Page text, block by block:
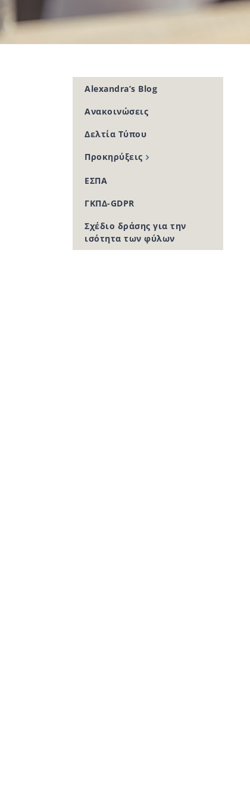
Alexandra’s Blog
Ανακοινώσεις
Δελτία Τύπου
Προκηρύξεις
ΕΣΠΑ
ΓΚΠΔ-GDPR
Σχέδιο δράσης για την
ισότητα των φύλων